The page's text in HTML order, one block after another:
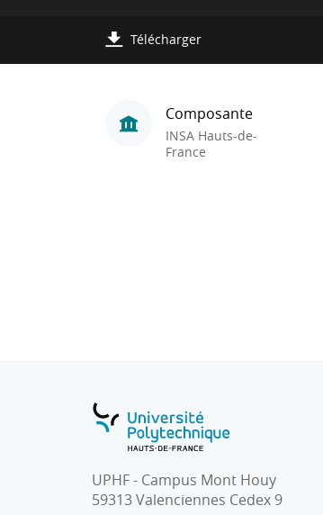
Télécharger
Composante
INSA Hauts-de-
France
UPHF - Campus Mont Houy
59313 Valenciennes Cedex 9